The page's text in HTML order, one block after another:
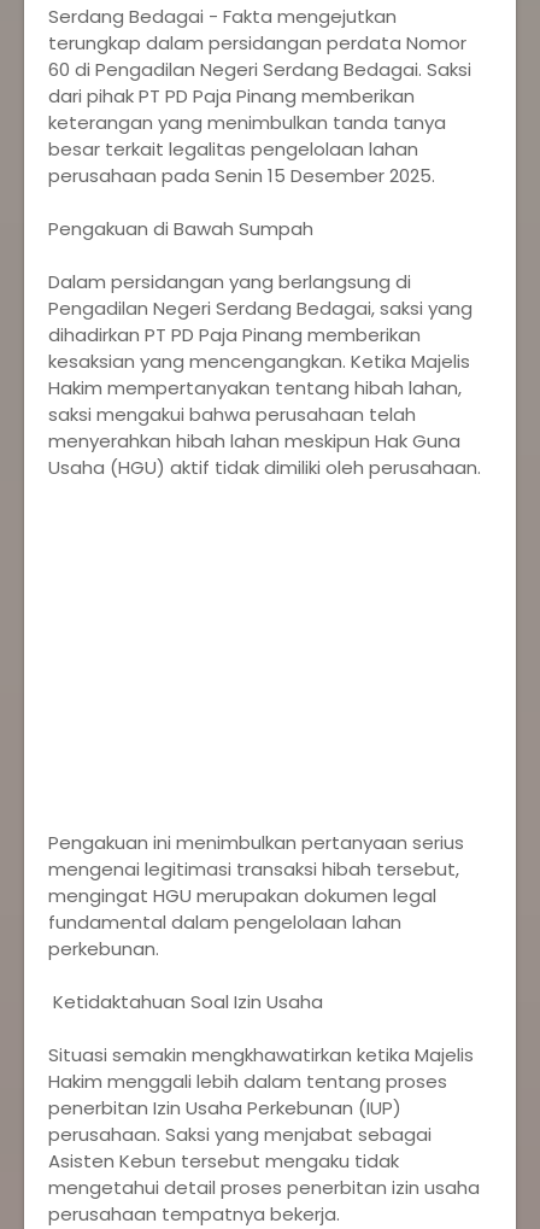
‎Serdang Bedagai - Fakta mengejutkan
terungkap dalam persidangan perdata Nomor
60 di Pengadilan Negeri Serdang Bedagai. Saksi
dari pihak PT PD Paja Pinang memberikan
keterangan yang menimbulkan tanda tanya
besar terkait legalitas pengelolaan lahan
perusahaan pada Senin 15 Desember 2025.
‎Pengakuan di Bawah Sumpah
‎Dalam persidangan yang berlangsung di
Pengadilan Negeri Serdang Bedagai, saksi yang
dihadirkan PT PD Paja Pinang memberikan
kesaksian yang mencengangkan. Ketika Majelis
Hakim mempertanyakan tentang hibah lahan,
saksi mengakui bahwa perusahaan telah
menyerahkan hibah lahan meskipun Hak Guna
Usaha (HGU) aktif tidak dimiliki oleh perusahaan.
‎Pengakuan ini menimbulkan pertanyaan serius
mengenai legitimasi transaksi hibah tersebut,
mengingat HGU merupakan dokumen legal
fundamental dalam pengelolaan lahan
perkebunan.
‎ Ketidaktahuan Soal Izin Usaha
‎Situasi semakin mengkhawatirkan ketika Majelis
Hakim menggali lebih dalam tentang proses
penerbitan Izin Usaha Perkebunan (IUP)
perusahaan. Saksi yang menjabat sebagai
Asisten Kebun tersebut mengaku tidak
mengetahui detail proses penerbitan izin usaha
perusahaan tempatnya bekerja.